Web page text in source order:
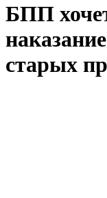
БПП
старых